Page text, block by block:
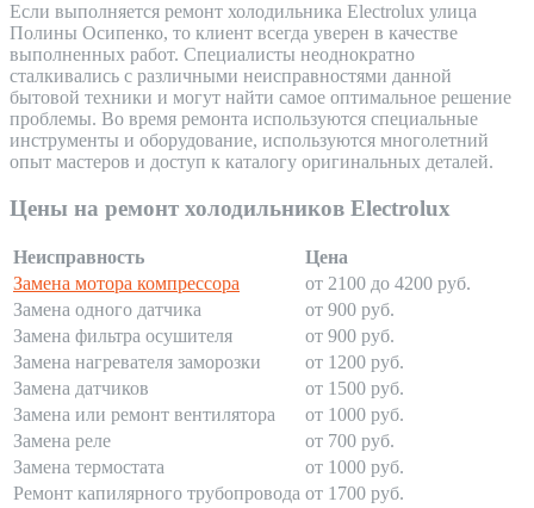
Если выполняется ремонт холодильника Electrolux улица
Полины Осипенко, то клиент всегда уверен в качестве
выполненных работ. Специалисты неоднократно
сталкивались с различными неисправностями данной
бытовой техники и могут найти самое оптимальное решение
проблемы. Во время ремонта используются специальные
инструменты и оборудование, используются многолетний
опыт мастеров и доступ к каталогу оригинальных деталей.
Цены на ремонт холодильников Electrolux
Неисправность
Цена
Замена мотора компрессора
от 2100 до 4200 руб.
Замена одного датчика
от 900 руб.
Замена фильтра осушителя
от 900 руб.
Замена нагревателя заморозки
от 1200 руб.
Замена датчиков
от 1500 руб.
Замена или ремонт вентилятора
от 1000 руб.
Замена реле
от 700 руб.
Замена термостата
от 1000 руб.
Ремонт капилярного трубопровода от 1700 руб.